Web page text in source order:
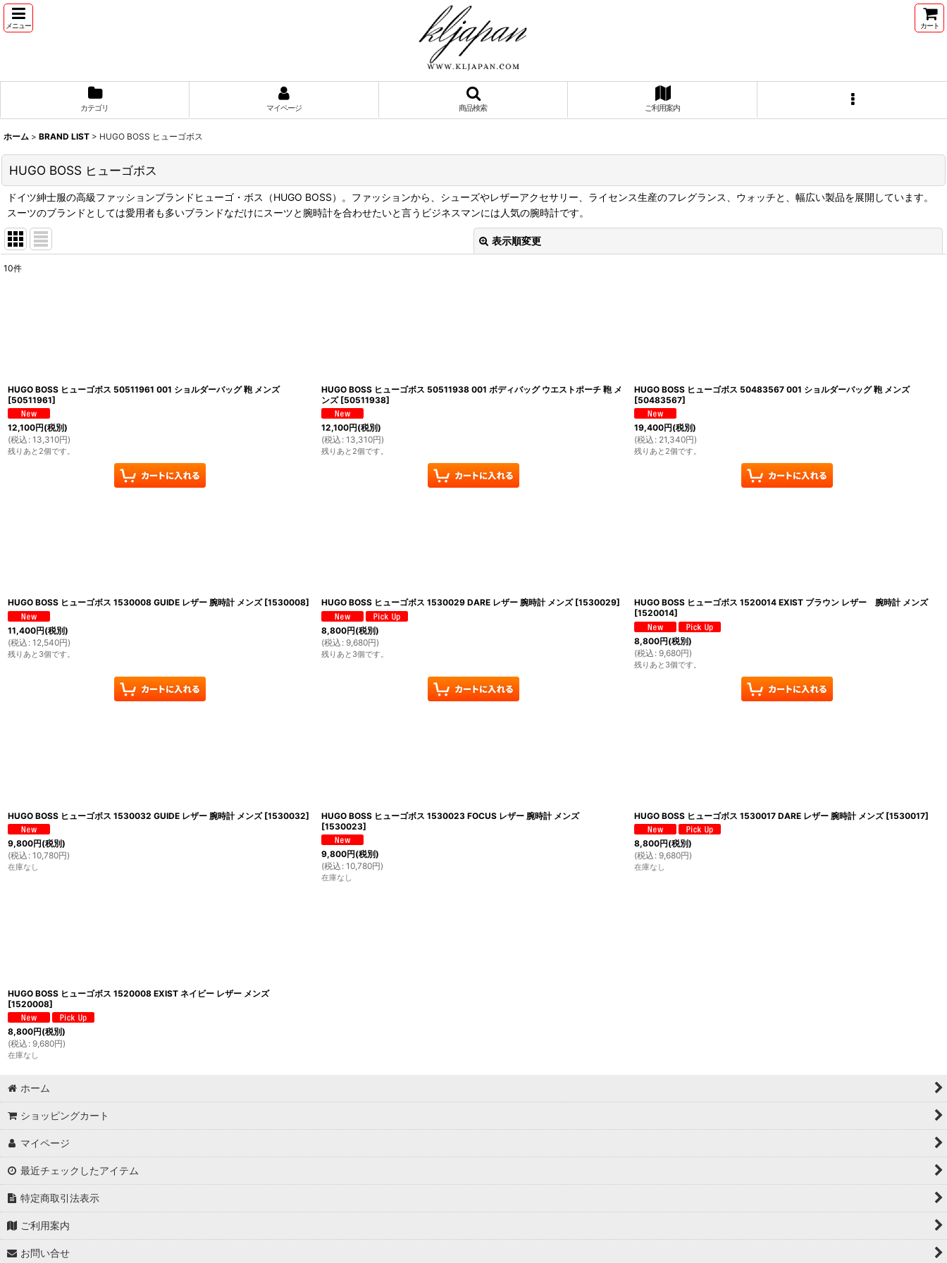
メニュー カート
カテゴリ マイページ 商品検索 ご利用案内
ホーム > BRAND LIST > HUGO BOSS ヒューゴボス
HUGO BOSS ヒューゴボス
ドイツ紳士服の高級ファッションブランドヒューゴ・ボス（HUGO BOSS）。ファッションから、シューズやレザーアクセサリー、ライセンス生産のフレグランス、ウォッチと、幅広い製品を展開しています。
スーツのブランドとしては愛用者も多いブランドなだけにスーツと腕時計を合わせたいと言うビジネスマンには人気の腕時計です。
表示順変更
10件
HUGO BOSS ヒューゴボス 50511961 001 ショルダーバッグ 鞄 メンズ
[50511961]
12,100円(税別)
(税込 : 13,310円)
残りあと2個です。
HUGO BOSS ヒューゴボス 50511938 001 ボディバッグ ウエストポーチ 鞄 メ
ンズ [50511938]
12,100円(税別)
(税込 : 13,310円)
残りあと2個です。
HUGO BOSS ヒューゴボス 50483567 001 ショルダーバッグ 鞄 メンズ
[50483567]
19,400円(税別)
(税込 : 21,340円)
残りあと2個です。
HUGO BOSS ヒューゴボス 1530008 GUIDE レザー 腕時計 メンズ [1530008]
11,400円(税別)
(税込 : 12,540円)
残りあと3個です。
HUGO BOSS ヒューゴボス 1530029 DARE レザー 腕時計 メンズ [1530029]
8,800円(税別)
(税込 : 9,680円)
残りあと3個です。
HUGO BOSS ヒューゴボス 1520014 EXIST ブラウン レザー 腕時計 メンズ
[1520014]
8,800円(税別)
(税込 : 9,680円)
残りあと3個です。
HUGO BOSS ヒューゴボス 1530032 GUIDE レザー 腕時計 メンズ [1530032]
9,800円(税別)
(税込 : 10,780円)
在庫なし
HUGO BOSS ヒューゴボス 1530023 FOCUS レザー 腕時計 メンズ
[1530023]
9,800円(税別)
(税込 : 10,780円)
在庫なし
HUGO BOSS ヒューゴボス 1530017 DARE レザー 腕時計 メンズ [1530017]
8,800円(税別)
(税込 : 9,680円)
在庫なし
HUGO BOSS ヒューゴボス 1520008 EXIST ネイビー レザー メンズ
[1520008]
8,800円(税別)
(税込 : 9,680円)
在庫なし
ホーム
ショッピングカート
マイページ
最近チェックしたアイテム
特定商取引法表示
ご利用案内
お問い合せ